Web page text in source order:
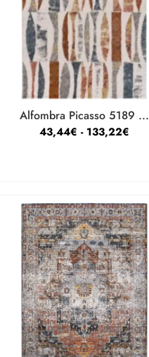
Alfombra Picasso 5189 ...
43,44€ - 133,22€